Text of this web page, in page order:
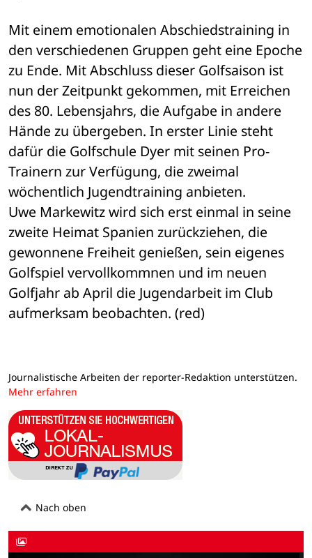
Mit einem emotionalen Abschiedstraining in
den verschiedenen Gruppen geht eine Epoche
zu Ende. Mit Abschluss dieser Golfsaison ist
nun der Zeitpunkt gekommen, mit Erreichen
des 80. Lebensjahrs, die Aufgabe in andere
Hände zu übergeben. In erster Linie steht
dafür die Golfschule Dyer mit seinen Pro-
Trainern zur Verfügung, die zweimal
wöchentlich Jugendtraining anbieten.
Uwe Markewitz wird sich erst einmal in seine
zweite Heimat Spanien zurückziehen, die
gewonnene Freiheit genießen, sein eigenes
Golfspiel vervollkommnen und im neuen
Golfjahr ab April die Jugendarbeit im Club
aufmerksam beobachten. (red)
Journalistische Arbeiten der reporter-Redaktion unterstützen.
Mehr erfahren
Nach oben